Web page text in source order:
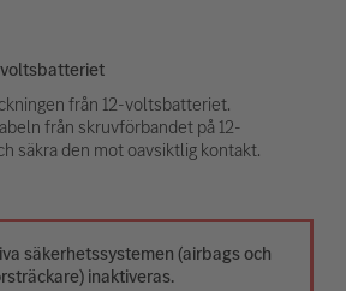
från 12-voltsbatteriet.
från skruvförbandet på 12-
säkra den mot oavsiktlig kontakt.
säkerhetssystemen (airbags och
inaktiveras.